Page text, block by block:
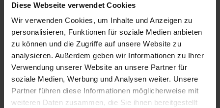
Diese Webseite verwendet Cookies
Wir verwenden Cookies, um Inhalte und Anzeigen zu
personalisieren, Funktionen für soziale Medien anbieten
zu können und die Zugriffe auf unsere Website zu
analysieren. Außerdem geben wir Informationen zu Ihrer
Verwendung unserer Website an unsere Partner für
soziale Medien, Werbung und Analysen weiter. Unsere
Partner führen diese Informationen möglicherweise mit
weiteren Daten zusammen, die Sie ihnen bereitgestellt
Sei perfekt vorbereitet
Empfohlenes Zubehör